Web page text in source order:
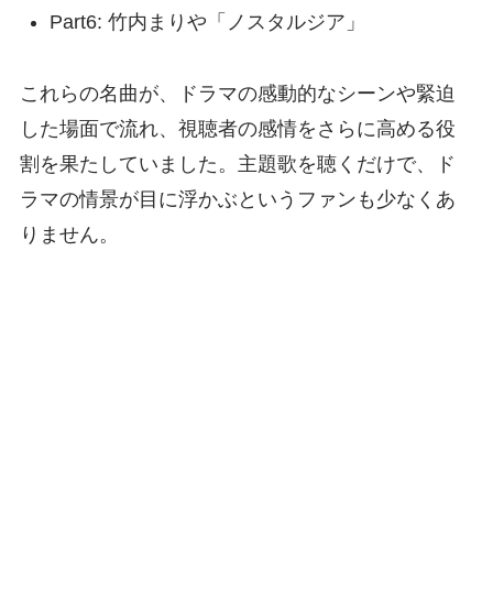
Part6: 竹内まりや「ノスタルジア」
これらの名曲が、ドラマの感動的なシーンや緊迫
した場面で流れ、視聴者の感情をさらに高める役
割を果たしていました。主題歌を聴くだけで、ド
ラマの情景が目に浮かぶというファンも少なくあ
りません。